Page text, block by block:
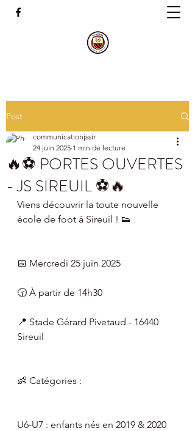
Post
🔥⚽️ PORTES OUVERTES
- JS SIREUIL ⚽️🔥
communicationjssir
24 juin 2025 1 min de lecture
Viens découvrir la toute nouvelle
école de foot à Sireuil ! 👟
📅 Mercredi 25 juin 2025
🕝 À partir de 14h30
📍 Stade Gérard Pivetaud - 16440
Sireuil
👶 Catégories :
U6-U7 : enfants nés en 2019 & 2020